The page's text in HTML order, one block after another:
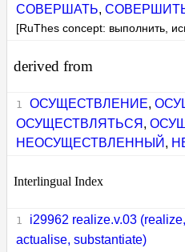
СОВЕРШАТЬ,
[RuThes concept: выполнить,
derived from
ОСУЩЕСТВЛЕНИЕ,
ОСУЩЕСТВЛЯТЬСЯ ,
НЕОСУЩЕСТВЛЕННЫЙ ,
Interlingual Index
i29962 realize.v.03
actualise, substantiate)